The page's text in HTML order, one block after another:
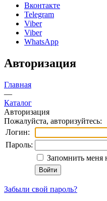
Вконтакте
Telegram
Viber
Viber
WhatsApp
Авторизация
Главная
—
Каталог
Авторизация
Пожалуйста, авторизуйтесь:
Логин:
Пароль:
Запомнить меня
Забыли свой пароль?